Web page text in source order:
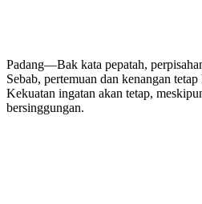
Padang—Bak kata pepatah,
Sebab, pertemuan dan kenangan
Kekuatan ingatan akan tetap,
bersinggungan.